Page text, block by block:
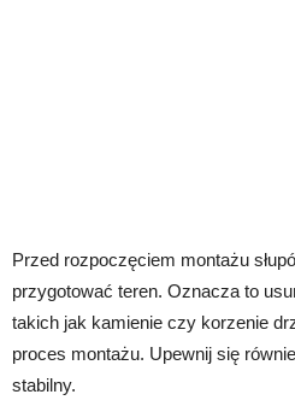
Przed rozpoczęciem montażu
przygotować teren. Oznacza to
takich jak kamienie czy korzenie
proces montażu. Upewnij się
stabilny.